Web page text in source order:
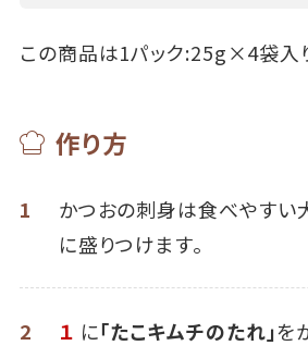
この商品は1パック:25g×4袋入
作り方
1
かつおの刺身は食べやすい
に盛りつけます。
2 １ に「たこキムチのたれ」を